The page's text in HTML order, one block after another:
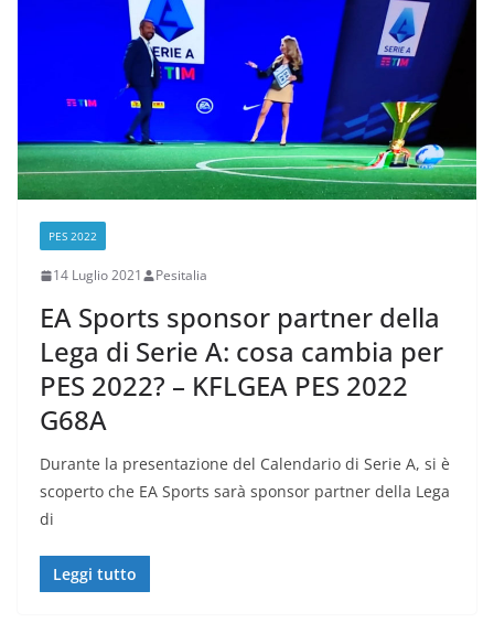
PES 2022
14 Luglio 2021 Pesitalia
EA Sports sponsor partner della
Lega di Serie A: cosa cambia per
PES 2022? – KFLGEA PES 2022
G68A
Durante la presentazione del Calendario di Serie A, si è
scoperto che EA Sports sarà sponsor partner della Lega
di
Leggi tutto